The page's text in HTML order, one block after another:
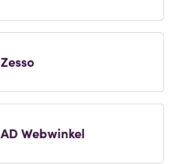
Zesso
AD Webwinkel